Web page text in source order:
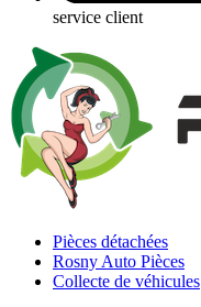
service client
Pièces détachées
Rosny Auto Pièces
Collecte de véhicules